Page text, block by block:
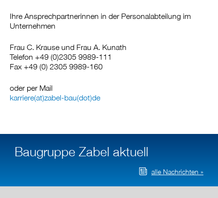
Ihre Ansprechpartnerinnen in der Personalabteilung im
Unternehmen
Frau C. Krause und Frau A. Kunath
Telefon +49 (0)2305 9989-111
Fax +49 (0) 2305 9989-160
oder per Mail
karriere(at)zabel-bau(dot)de
Baugruppe Zabel aktuell
alle Nachrichten »